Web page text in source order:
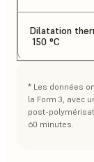
Dilatation
150 °C
* Les données
la Form 3, avec
post-
60 minutes.